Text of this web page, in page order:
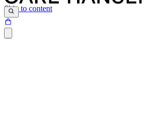
Skip to content